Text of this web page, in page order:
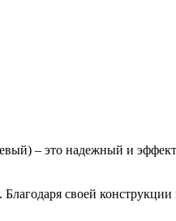
– это надежный и
своей